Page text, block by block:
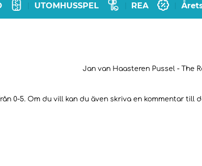
UTOMHUSSPEL REA
Jan van Haasteren Pussel - The
0-5. Om du vill kan du även skriva en kommentar till